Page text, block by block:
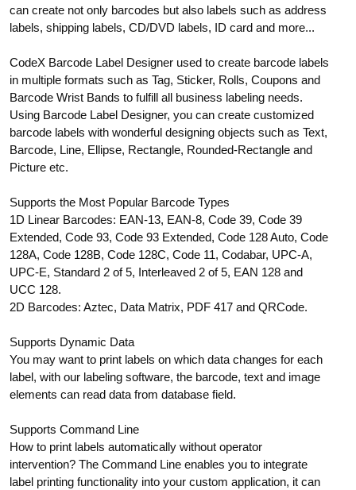
can create not only barcodes but also labels such as address
labels, shipping labels, CD/DVD labels, ID card and more...
CodeX Barcode Label Designer used to create barcode labels
in multiple formats such as Tag, Sticker, Rolls, Coupons and
Barcode Wrist Bands to fulfill all business labeling needs.
Using Barcode Label Designer, you can create customized
barcode labels with wonderful designing objects such as Text,
Barcode, Line, Ellipse, Rectangle, Rounded-Rectangle and
Picture etc.
Supports the Most Popular Barcode Types
1D Linear Barcodes: EAN-13, EAN-8, Code 39, Code 39
Extended, Code 93, Code 93 Extended, Code 128 Auto, Code
128A, Code 128B, Code 128C, Code 11, Codabar, UPC-A,
UPC-E, Standard 2 of 5, Interleaved 2 of 5, EAN 128 and
UCC 128.
2D Barcodes: Aztec, Data Matrix, PDF 417 and QRCode.
Supports Dynamic Data
You may want to print labels on which data changes for each
label, with our labeling software, the barcode, text and image
elements can read data from database field.
Supports Command Line
How to print labels automatically without operator
intervention? The Command Line enables you to integrate
label printing functionality into your custom application, it can